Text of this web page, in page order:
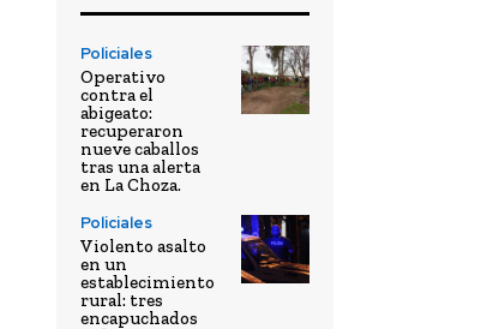
Policiales
Operativo
contra el
abigeato:
recuperaron
nueve caballos
tras una alerta
en La Choza.
Policiales
Violento asalto
en un
establecimiento
rural: tres
encapuchados